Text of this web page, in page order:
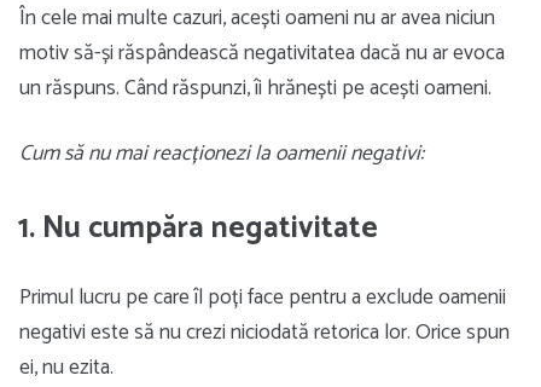
În cele mai multe cazuri, acești oameni nu ar avea niciun
motiv să-și răspândească negativitatea dacă nu ar evoca
un răspuns. Când răspunzi, îi hrănești pe acești oameni.
Cum să nu mai reacționezi la oamenii negativi:
1. Nu cumpăra negativitate
Primul lucru pe care îl poți face pentru a exclude oamenii
negativi este să nu crezi niciodată retorica lor. Orice spun
ei, nu ezita.